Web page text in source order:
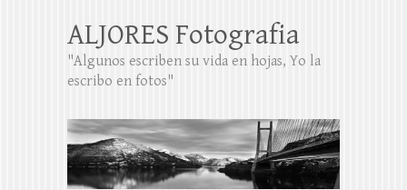
ALJORES Fotografia
"Algunos escriben su vida en hojas, Yo la
escribo en fotos"